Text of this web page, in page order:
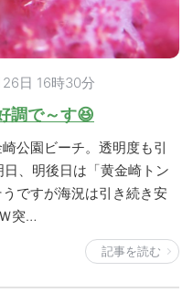
日 16時30分
調で～す😆
公園ビーチ。透明度も引
、明後日は「黄金崎トン
ですが海況は引き続き安
突…
記事を読む